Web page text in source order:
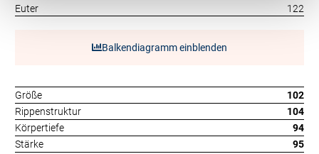
Euter
122
Balkendiagramm einblenden
Größe
102
Rippenstruktur
104
Körpertiefe
94
Stärke
95